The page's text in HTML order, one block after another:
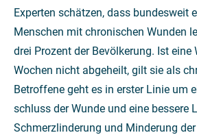
Experten schätzen, dass bundesweit
Menschen mit chronischen Wunden
drei Prozent der Bevölkerung. Ist eine
Wochen nicht abgeheilt, gilt sie als
Betroffene geht es in erster Linie um
schluss der Wunde und eine bessere
Schmerzlinderung und Min­derung